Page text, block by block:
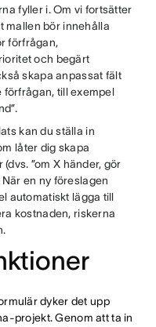
fyller i. Om vi fortsätter
mallen bör innehålla
förfrågan,
och begärt
skapa anpassat fält
förfrågan, till exempel
kan du ställa in
låter dig skapa
”om X händer, gör
en ny föreslagen
automatiskt lägga till
kostnaden, riskerna
dyker det upp
projekt. Genom att ta in